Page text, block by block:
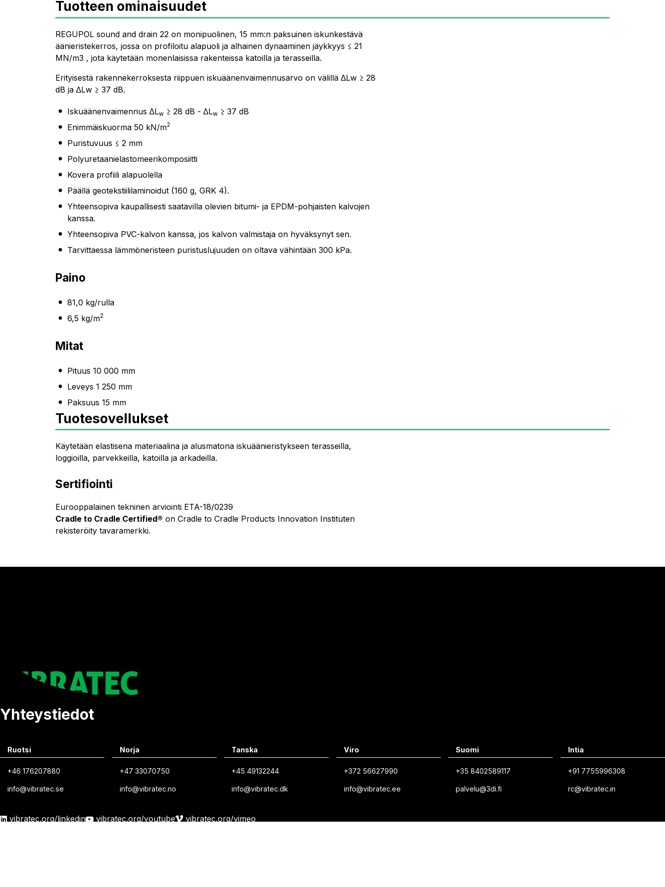
Tuotteen ominaisuudet
REGUPOL sound and drain 22 on monipuolinen, 15 mm:n paksuinen iskunkestävä
äänieristekerros, jossa on profiloitu alapuoli ja alhainen dynaaminen jäykkyys ≤ 21
MN/m3 , jota käytetään monenlaisissa rakenteissa katoilla ja terasseilla.
Erityisestä rakennekerroksesta riippuen iskuäänenvaimennusarvo on välillä ∆Lw ≥ 28
dB ja ∆Lw ≥ 37 dB.
Iskuäänenvaimennus ∆Lw ≥ 28 dB - ∆Lw ≥ 37 dB
Enimmäiskuorma 50 kN/m2
Puristuvuus ≤ 2 mm
Polyuretaanielastomeerikomposiitti
Kovera profiili alapuolella
Päällä geotekstiililaminoidut (160 g, GRK 4).
Yhteensopiva kaupallisesti saatavilla olevien bitumi- ja EPDM-pohjaisten kalvojen
kanssa.
Yhteensopiva PVC-kalvon kanssa, jos kalvon valmistaja on hyväksynyt sen.
Tarvittaessa lämmöneristeen puristuslujuuden on oltava vähintään 300 kPa.
Paino
81,0 kg/rulla
6,5 kg/m2
Mitat
Pituus 10 000 mm
Leveys 1 250 mm
Paksuus 15 mm
Tuotesovellukset
Käytetään elastisena materiaalina ja alusmatona iskuäänieristykseen terasseilla,
loggioilla, parvekkeilla, katoilla ja arkadeilla.
Sertifiointi
Eurooppalainen tekninen arviointi ETA-18/0239
Cradle to Cradle Certified® on Cradle to Cradle Products Innovation Instituten
rekisteröity tavaramerkki.
Yhteystiedot
Ruotsi
+46 176207880
info@vibratec.se
Norja
+47 33070750
info@vibratec.no
Tanska
+45 49132244
info@vibratec.dk
Viro
+372 56627990
info@vibratec.ee
Suomi
+35 8402589117
palvelu@3di.fi
Intia
+91 7755996308
rc@vibratec.in
vibratec.org/linkedin vibratec.org/youtube vibratec.org/vimeo